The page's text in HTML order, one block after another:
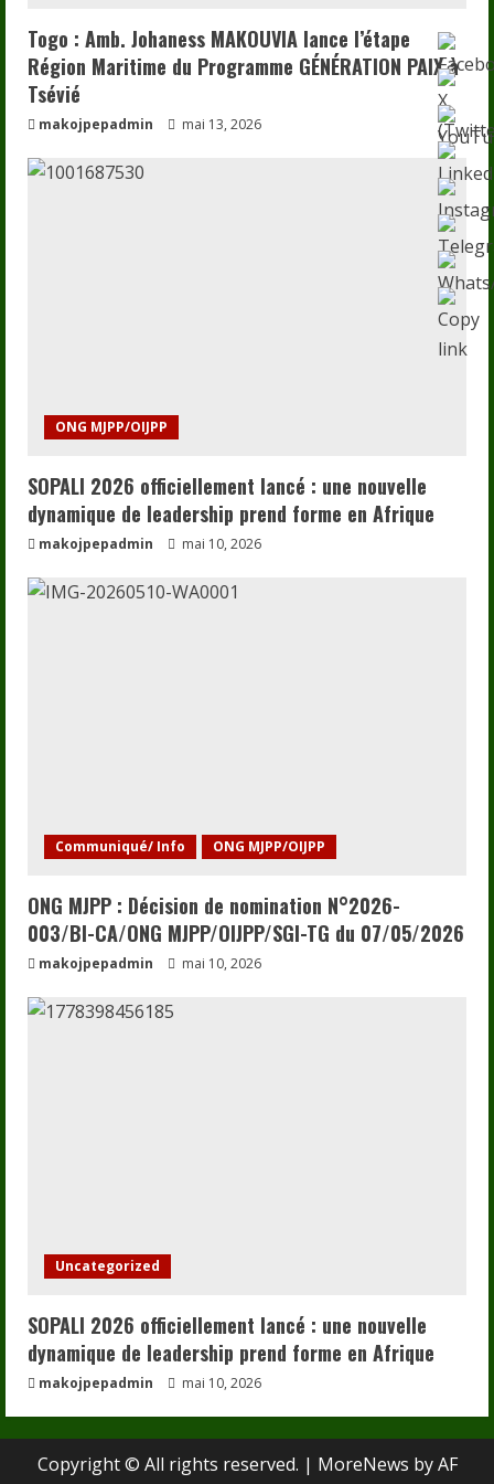
Togo : Amb. Johaness MAKOUVIA lance l’étape
Région Maritime du Programme GÉNÉRATION PAIX à
Tsévié
makojpepadmin mai 13, 2026
ONG MJPP/OIJPP
SOPALI 2026 officiellement lancé : une nouvelle
dynamique de leadership prend forme en Afrique
makojpepadmin mai 10, 2026
Communiqué/ Info ONG MJPP/OIJPP
ONG MJPP : Décision de nomination N°2026-
003/BI-CA/ONG MJPP/OIJPP/SGI-TG du 07/05/2026
makojpepadmin mai 10, 2026
Uncategorized
SOPALI 2026 officiellement lancé : une nouvelle
dynamique de leadership prend forme en Afrique
makojpepadmin mai 10, 2026
Copyright © All rights reserved. | MoreNews by AF